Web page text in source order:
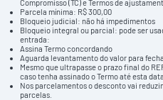
Compromisso (TC) e Termos de
Parcela mínima: R$ 300,00
Bloqueio judicial: não há impedimentos
Bloqueio integral ou parcial: pode ser
entrada:
Assina Termo concordando
Aguarda levantamento do valor para
Mesmo que ultrapasse o prazo final do
caso tenha assinado o Termo até esta data.
Nos parcelamentos o desconto vai
parcelas.